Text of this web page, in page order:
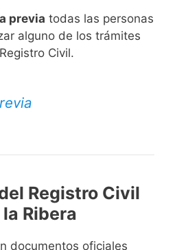
previa todas las personas
alguno de los trámites
Civil.​
Registro Civil
Ribera
documentos oficiales